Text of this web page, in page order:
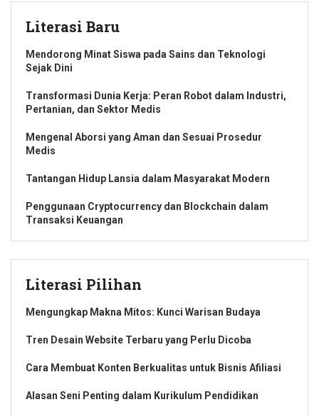
Literasi Baru
Mendorong Minat Siswa pada Sains dan Teknologi
Sejak Dini
Transformasi Dunia Kerja: Peran Robot dalam Industri,
Pertanian, dan Sektor Medis
Mengenal Aborsi yang Aman dan Sesuai Prosedur
Medis
Tantangan Hidup Lansia dalam Masyarakat Modern
Penggunaan Cryptocurrency dan Blockchain dalam
Transaksi Keuangan
Literasi Pilihan
Mengungkap Makna Mitos: Kunci Warisan Budaya
Tren Desain Website Terbaru yang Perlu Dicoba
Cara Membuat Konten Berkualitas untuk Bisnis Afiliasi
Alasan Seni Penting dalam Kurikulum Pendidikan